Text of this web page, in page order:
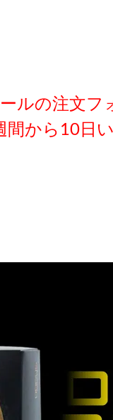
ルの注文フ
から10日